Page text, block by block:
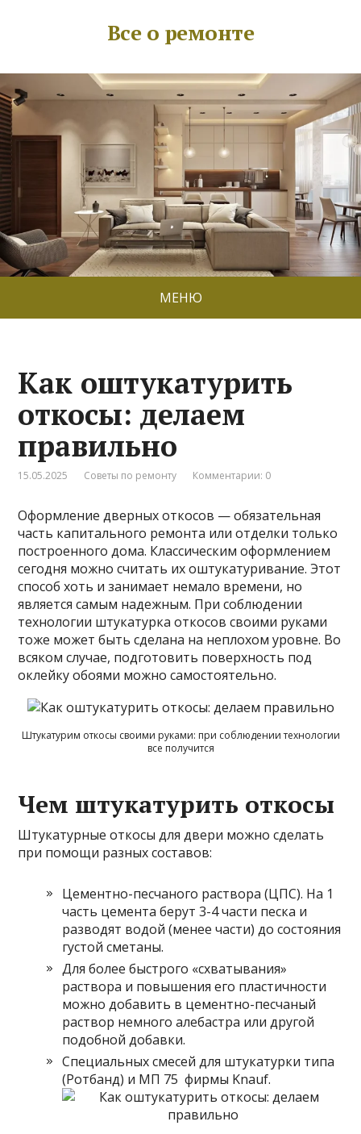
Все о ремонте
МЕНЮ
Как оштукатурить
откосы: делаем
правильно
15.05.2025 Советы по ремонту Комментарии: 0
Оформление дверных откосов — обязательная
часть капитального ремонта или отделки только
построенного дома. Классическим оформлением
сегодня можно считать их оштукатуривание. Этот
способ хоть и занимает немало времени, но
является самым надежным. При соблюдении
технологии штукатурка откосов своими руками
тоже может быть сделана на неплохом уровне. Во
всяком случае, подготовить поверхность под
оклейку обоями можно самостоятельно.
Штукатурим откосы своими руками: при соблюдении технологии
все получится
Чем штукатурить откосы
Штукатурные откосы для двери можно сделать
при помощи разных составов:
Цементно-песчаного раствора (ЦПС). На 1
часть цемента берут 3-4 части песка и
разводят водой (менее части) до состояния
густой сметаны.
Для более быстрого «схватывания»
раствора и повышения его пластичности
можно добавить в цементно-песчаный
раствор немного алебастра или другой
подобной добавки.
Специальных смесей для штукатурки типа
(Ротбанд) и МП 75 фирмы Knauf.